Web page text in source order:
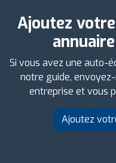
Ajoutez
Si vous avez une auto-
notre guide,
entreprise et vous
Ajoutez